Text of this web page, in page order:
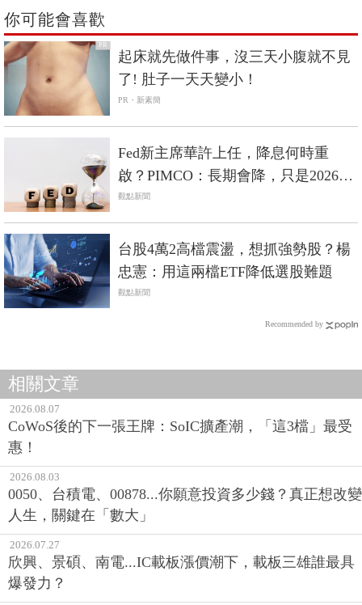
你可能會喜歡
PR
起床就先做件事，沒三天小腹就不見
了! 肚子一天天變小！
PR・新素簡
Fed新主席華許上任，降息何時重
啟？PIMCO：長期會降，只是2026年
等不到
觀點新聞
台股4萬2高檔震盪，想抓強勢股？楊
忠憲：用這兩檔ETF降低選股難題
觀點新聞
Recommended by
相關文章
2026.08.07
CoWoS後的下一張王牌：SoIC擴產潮，「這3檔」最受
惠！
2026.08.03
0050、台積電、00878...你願意投資多少錢？真正想改變
人生，關鍵在「數大」
2026.07.27
欣興、景碩、南電...IC載板漲價潮下，載板三雄誰最具
爆發力？